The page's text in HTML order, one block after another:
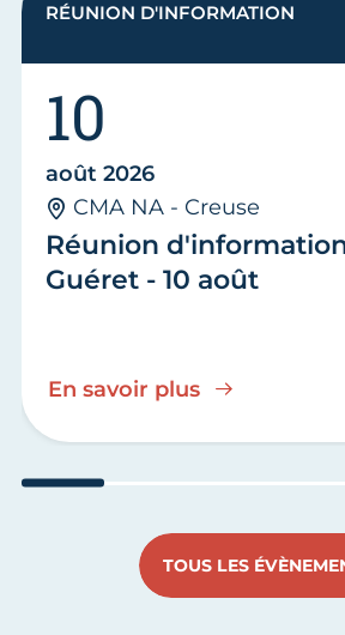
Réunion
Guéret - 10 août
10
août 2026
CMA NA - Creuse
En savoir plus
RÉUNION D'INFORMATION
TOUS LES